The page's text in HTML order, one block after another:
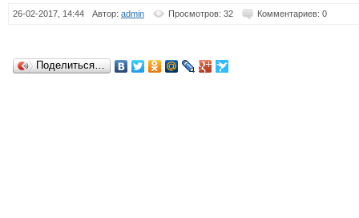
26-02-2017, 14:44 Автор: admin Просмотров: 32 Комментариев: 0
Поделиться…